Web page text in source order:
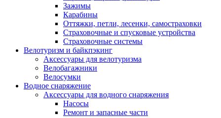
Зажимы
Карабины
Оттяжки, петли, лесенки, самостраховки
Страховочные и спусковые устройства
Страховочные системы
Велотуризм и байкпэкинг
Аксессуары для велотуризма
Велобагажники
Велосумки
Водное снаряжение
Аксессуары для водного снаряжения
Насосы
Ремонт и запасные части